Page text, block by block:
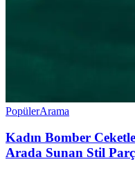
PopülerArama
Kadın Bomber
Arada Sunan Stil